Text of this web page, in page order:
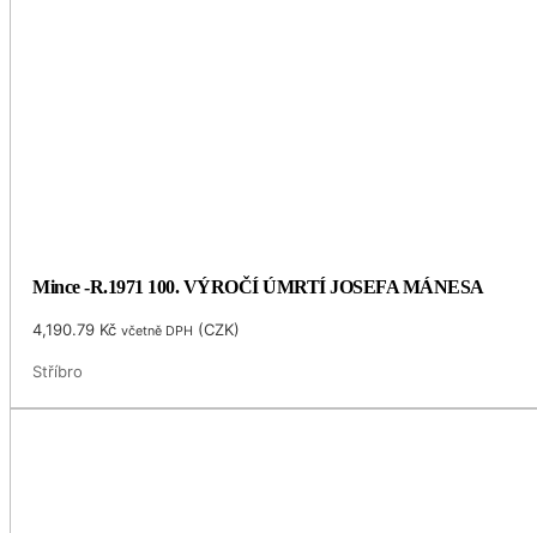
Mince -R.1971 100. VÝROČÍ ÚMRTÍ JOSEFA MÁNESA
4,190.79 Kč včetně DPH (CZK)
Stříbro